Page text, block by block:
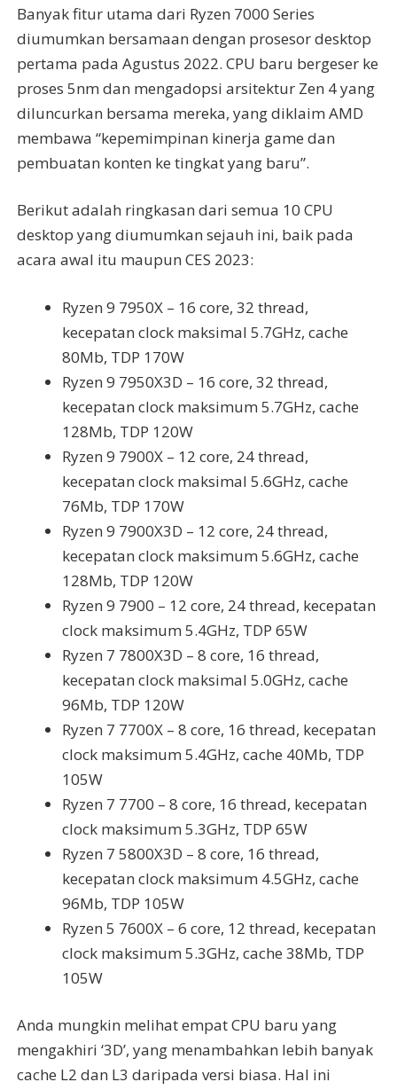
Banyak fitur utama dari Ryzen 7000 Series
diumumkan bersamaan dengan prosesor desktop
pertama pada Agustus 2022. CPU baru bergeser ke
proses 5nm dan mengadopsi arsitektur Zen 4 yang
diluncurkan bersama mereka, yang diklaim AMD
membawa “kepemimpinan kinerja game dan
pembuatan konten ke tingkat yang baru”.
Berikut adalah ringkasan dari semua 10 CPU
desktop yang diumumkan sejauh ini, baik pada
acara awal itu maupun CES 2023:
Ryzen 9 7950X – 16 core, 32 thread,
kecepatan clock maksimal 5.7GHz, cache
80Mb, TDP 170W
Ryzen 9 7950X3D – 16 core, 32 thread,
kecepatan clock maksimum 5.7GHz, cache
128Mb, TDP 120W
Ryzen 9 7900X – 12 core, 24 thread,
kecepatan clock maksimal 5.6GHz, cache
76Mb, TDP 170W
Ryzen 9 7900X3D – 12 core, 24 thread,
kecepatan clock maksimum 5.6GHz, cache
128Mb, TDP 120W
Ryzen 9 7900 – 12 core, 24 thread, kecepatan
clock maksimum 5.4GHz, TDP 65W
Ryzen 7 7800X3D – 8 core, 16 thread,
kecepatan clock maksimal 5.0GHz, cache
96Mb, TDP 120W
Ryzen 7 7700X – 8 core, 16 thread, kecepatan
clock maksimum 5.4GHz, cache 40Mb, TDP
105W
Ryzen 7 7700 – 8 core, 16 thread, kecepatan
clock maksimum 5.3GHz, TDP 65W
Ryzen 7 5800X3D – 8 core, 16 thread,
kecepatan clock maksimum 4.5GHz, cache
96Mb, TDP 105W
Ryzen 5 7600X – 6 core, 12 thread, kecepatan
clock maksimum 5.3GHz, cache 38Mb, TDP
105W
Anda mungkin melihat empat CPU baru yang
mengakhiri ‘3D’, yang menambahkan lebih banyak
cache L2 dan L3 daripada versi biasa. Hal ini